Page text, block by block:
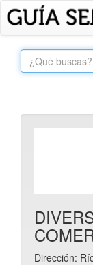
Dirección: